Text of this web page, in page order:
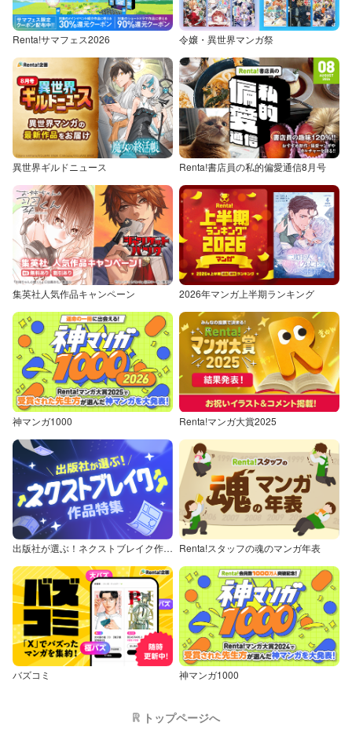
Renta!サマフェス2026 令嬢・異世界マンガ祭
異世界ギルドニュース Renta!書店員の私的偏愛通信8月号
集英社人気作品キャンペーン 2026年マンガ上半期ランキング
神マンガ1000 Renta!マンガ大賞2025
出版社が選ぶ！ネクストブレイク作品特集 Renta!スタッフの魂のマンガ年表
バズコミ 神マンガ1000
トップページへ